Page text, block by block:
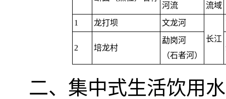
河流
流域
1 龙打坝
文龙河
长江
2 培龙村
勐岗河
（石者河）
二、集中式生活饮用